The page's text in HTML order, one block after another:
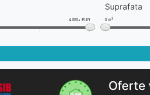
4.000+ EUR
Suprafata
0 m2
Oferte